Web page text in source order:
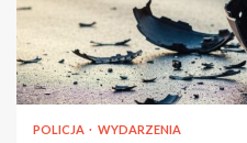
POLICJA WYDARZENIA